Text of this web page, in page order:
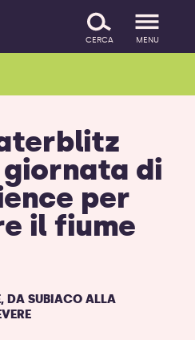
CERCA MENU
giornata di
per
il fiume
DA SUBIACO ALLA